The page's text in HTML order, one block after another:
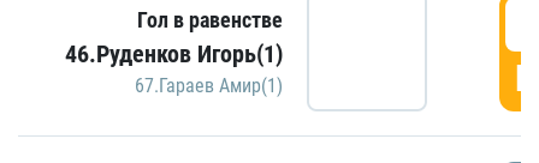
Гол в равенстве
46.Руденков Игорь(1)
67.Гараев Амир(1)